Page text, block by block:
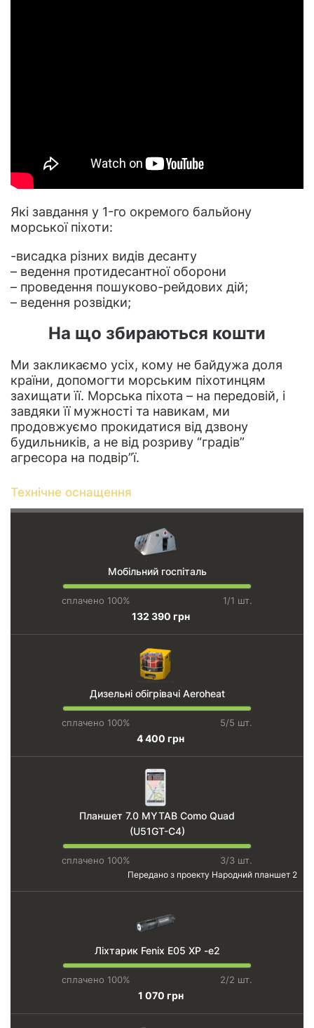
Які завдання у 1-го окремого бальйону
морської піхоти:
-висадка різних видів десанту
– ведення протидесантної оборони
– проведення пошуково-рейдових дій;
– ведення розвідки;
На що збираються кошти
Ми закликаємо усіх, кому не байдужа доля
країни, допомогти морським піхотинцям
захищати її. Морська піхота – на передовій, і
завдяки її мужності та навикам, ми
продовжуємо прокидатися від дзвону
будильників, а не від розриву “градів”
агресора на подвір”ї.
Технічне оснащення
Мобільний госпіталь
сплачено 100% 1/1 шт.
132 390 грн
Дизельні обігрівачі Aeroheat
сплачено 100% 5/5 шт.
4 400 грн
Планшет 7.0 MYTAB Como Quad
(U51GT-C4)
сплачено 100%
3/3 шт.
Передано з проекту Народний планшет 2
Ліхтарик Fenix E05 XP -e2
сплачено 100% 2/2 шт.
1 070 грн